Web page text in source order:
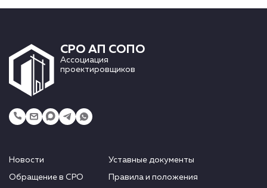
СРО АП СОПО
Ассоциация
проектировщиков
Новости
Обращение в СРО
Уставные документы
Правила и положения